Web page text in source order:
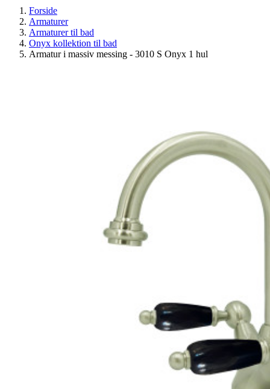
Forside
Armaturer
Armaturer til bad
Onyx kollektion til bad
Armatur i massiv messing - 3010 S Onyx 1 hul